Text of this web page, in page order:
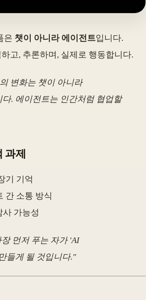
은 챗이 아니라 에이전트입니다.
고, 추론하며, 실제로 행동합니다.
변화는 챗이 아니라
다. 에이전트는 인간처럼 협업할
과제
기 기억
간 소통 방식
사 가능성
먼저 푸는 자가 'AI
들게 될 것입니다."